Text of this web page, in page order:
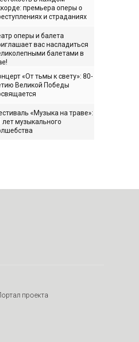
премьера оперы о
и страданиях
оперы и балета
вас насладиться
балетами в
«От тьмы к свету»: 80-
Великой Победы
«Музыка на траве»:
лет музыкального
проекта